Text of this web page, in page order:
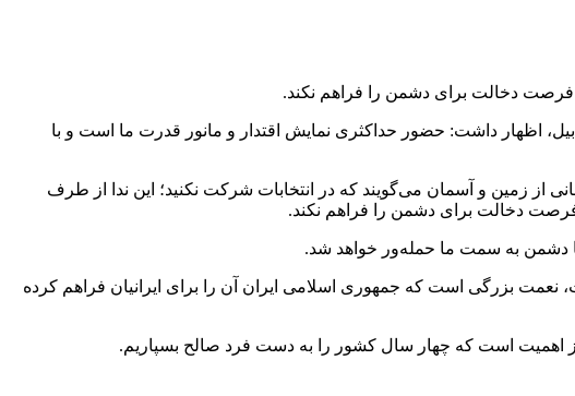
فرصت دخالت برای دشمن را فراهم نکند.
اظهار داشت: حضور حداکثری نمایش اقتدار و مانور قدرت ما است و با
از زمین و آسمان می‌گویند که در انتخابات شرکت نکنید؛ این ندا از طرف
دشمن به سمت ما حمله‌ور خواهد شد.
بزرگی است که جمهوری اسلامی ایران آن را برای ایرانیان فراهم کرده
اهمیت است که چهار سال کشور را به دست فرد صالح بسپاریم.